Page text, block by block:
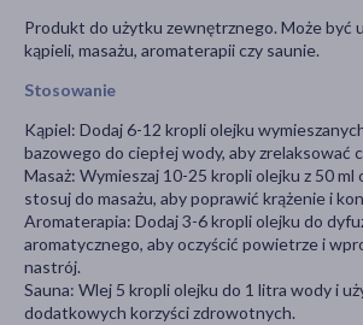
Produkt do użytku zewnętrznego. Może być
kąpieli, masażu, aromaterapii czy saunie.
Stosowanie
Kąpiel: Dodaj 6-12 kropli olejku
bazowego do ciepłej wody, aby zrelaksować
Masaż: Wymieszaj 10-25 kropli olejku z 50 ml
stosuj do masażu, aby poprawić krążenie i
Aromaterapia: Dodaj 3-6 kropli olejku do
aromatycznego, aby oczyścić powietrze i
nastrój.
Sauna: Wlej 5 kropli olejku do 1 litra wody i
dodatkowych korzyści zdrowotnych.